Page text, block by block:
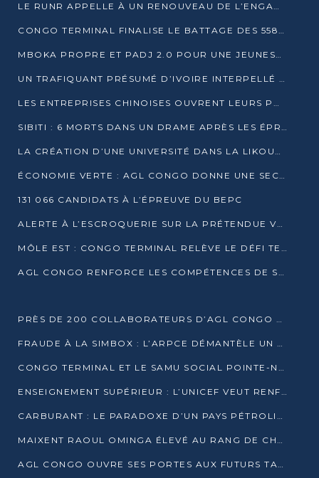
LE RUNR APPELLE À UN RENOUVEAU DE L’ENGAGEMENT MILITANT
CONGO TERMINAL FINALISE LE BATTAGE DES 558 PIEUX DU FUTUR QUAI DU MÔLE EST
MBOKA PROPRE ET PADJ 2.0 POUR UNE JEUNESSE PLUS AUTONOME
UN TRAFIQUANT PRÉSUMÉ D’IVOIRE INTERPELLÉ À DOLISIE
LES ENTREPRISES CHINOISES OUVRENT LEURS PORTES AUX JEUNES DIPLÔMÉS
SIBITI : 6 MORTS DANS UN DRAME APRÈS LES ÉPREUVES DU BEPC
LA CRÉATION D’UNE UNIVERSITÉ DANS LA LIKOUALA AU CŒUR D’UNE RÉFLEXION NATIONALE
ÉCONOMIE VERTE : AGL CONGO DONNE UNE SECONDE VIE À SES DÉCHETS INDUSTRIELS
131 066 CANDIDATS À L’ÉPREUVE DU BEPC
ALERTE À L’ESCROQUERIE SUR LA PRÉTENDUE VENTE DE PARCELLES AFAT
MÔLE EST : CONGO TERMINAL RELÈVE LE DÉFI TECHNIQUE DES SABLES BITUMINEUX
AGL CONGO RENFORCE LES COMPÉTENCES DE SES ÉQUIPES AVEC LA CERTIFICATION CACES® R483
PRÈS DE 200 COLLABORATEURS D’AGL CONGO EN FORMATION JUSQU’EN JUILLET
FRAUDE À LA SIMBOX : L’ARPCE DÉMANTÈLE UN RÉSEAU UTILISANT DES CARTES SIM OUGANDAISES
CONGO TERMINAL ET LE SAMU SOCIAL POINTE-NOIRE RENOUVELLENT LEUR PARTENARIAT EN FAVEUR DES JEUNES VULNÉRABLES
ENSEIGNEMENT SUPÉRIEUR : L’UNICEF VEUT RENFORCER LA RECHERCHE SUR LES QUESTIONS DE L’ENFANCE
CARBURANT : LE PARADOXE D’UN PAYS PÉTROLIER CONFRONTÉ À DES PÉNURIES RÉCURRENTES
MAIXENT RAOUL OMINGA ÉLEVÉ AU RANG DE CHEVALIER DE L’ORDRE DE L’AMITIÉ ENTRE LA RUSSIE ET LE CONGO
AGL CONGO OUVRE SES PORTES AUX FUTURS TALENTS DE LA LOGISTIQUE